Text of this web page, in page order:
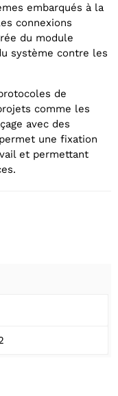
embarqués à la
connexions
du module
système contre les
de
comme les
avec des
une fixation
et permettant